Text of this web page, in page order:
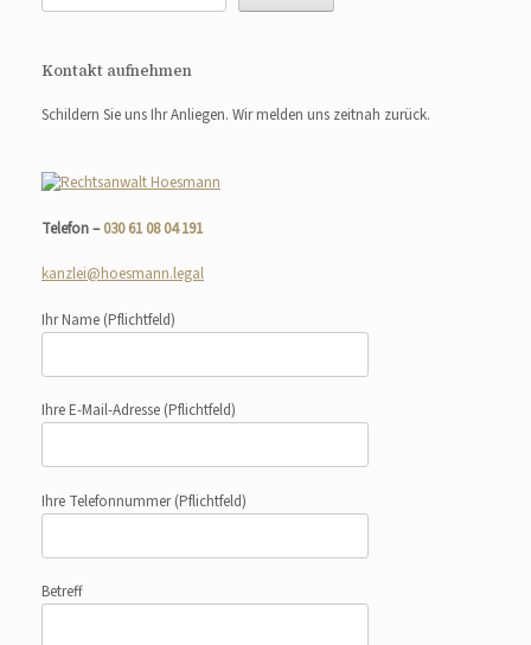
Kontakt aufnehmen
Schildern Sie uns Ihr Anliegen. Wir melden uns zeitnah zurück.
Telefon –030 61 08 04 191
kanzlei@hoesmann.legal
Ihr Name (Pflichtfeld)
Ihre E-Mail-Adresse (Pflichtfeld)
Ihre Telefonnummer(Pflichtfeld)
Betreff